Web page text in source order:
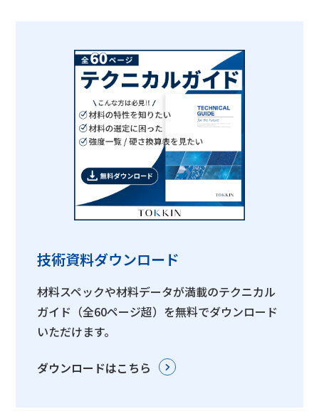
技術資料ダウンロード
材料スペックや材料データが満載のテクニカル
ガイド（全60ページ超）を無料でダウンロード
いただけます。
ダウンロードはこちら